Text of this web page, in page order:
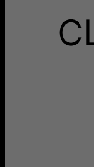
Les délais
production.